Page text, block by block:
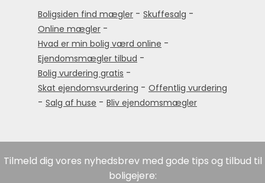
Boligsiden find mægler - Skuffesalg -
Online mægler -
Hvad er min bolig værd online -
Ejendomsmægler tilbud -
Bolig vurdering gratis -
Skat ejendomsvurdering - Offentlig vurdering
- Salg af huse - Bliv ejendomsmægler
Tilmeld dig vores nyhedsbrev med gode tips og tilbud til
boligejere: